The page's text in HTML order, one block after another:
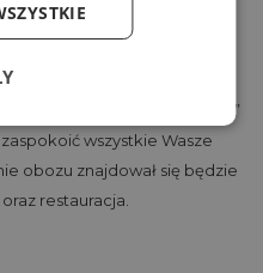
NA JAKIEŚ
na drobne „wieczorne”
wszystkie Wasze
obozu znajdował się będzie
restauracja.